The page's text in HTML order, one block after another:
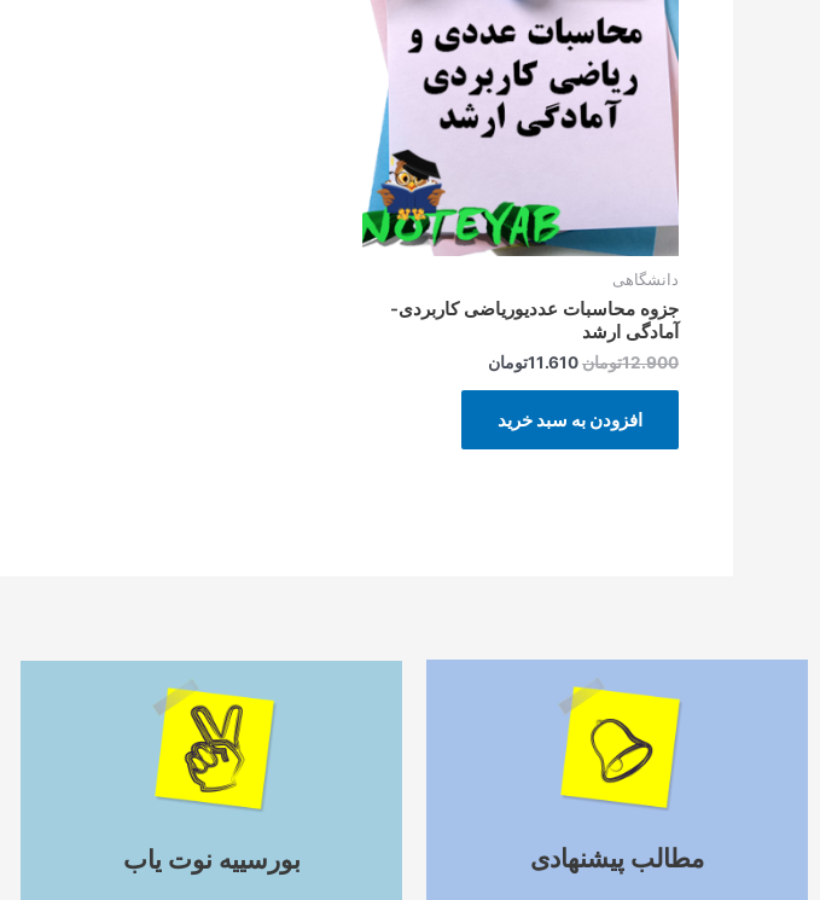
دانشگاهی
جزوه محاسبات عددیوریاضی کاربردی-
آمادگی ارشد
12.900تومان11.610تومان
افزودن به سبد خرید
مطالب پیشنهادی بورسییه نوت یاب